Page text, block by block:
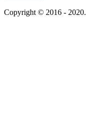
Copyright © 2016 - 2020.